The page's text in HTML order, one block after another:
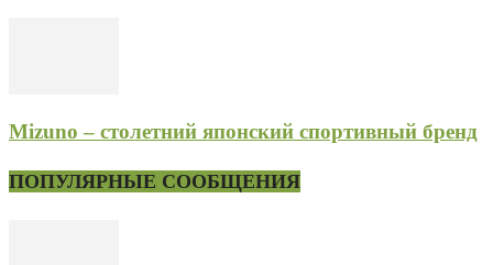
Mizuno – столетний японский спортивный бренд
ПОПУЛЯРНЫЕ СООБЩЕНИЯ